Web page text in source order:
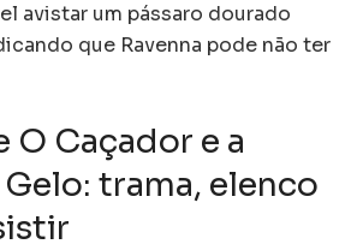
avistar um pássaro dourado
que Ravenna pode não ter
O Caçador e a
trama, elenco